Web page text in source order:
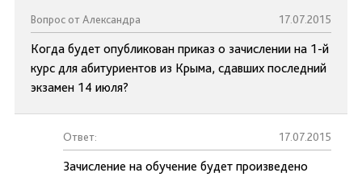
Вопрос от Александра 17.07.2015
Когда будет опубликован приказ о зачислении на 1-й
курс для абитуриентов из Крыма, сдавших последний
экзамен 14 июля?
Ответ: 17.07.2015
Зачисление на обучение будет произведено